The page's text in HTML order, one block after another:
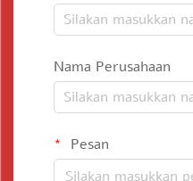
Nama Perusahaan
Pesan